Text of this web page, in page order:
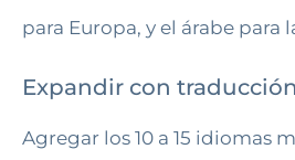
para Europa, y el árabe para
Expandir con
Agregar los 10 a 15 idiomas